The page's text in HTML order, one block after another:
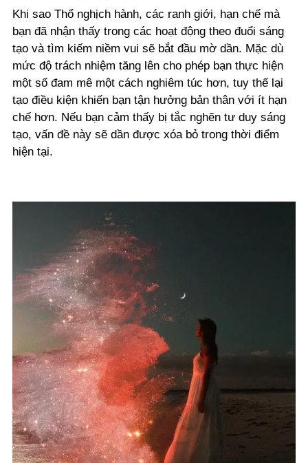
Khi sao Thổ nghịch hành, các ranh giới, hạn chế mà
bạn đã nhận thấy trong các hoạt động theo đuổi sáng
tạo và tìm kiếm niềm vui sẽ bắt đầu mờ dần. Mặc dù
mức độ trách nhiệm tăng lên cho phép bạn thực hiện
một số đam mê một cách nghiêm túc hơn, tuy thế lại
tạo điều kiện khiến bạn tận hưởng bản thân với ít hạn
chế hơn. Nếu bạn cảm thấy bị tắc nghẽn tư duy sáng
tạo, vấn đề này sẽ dần được xóa bỏ trong thời điểm
hiện tại.